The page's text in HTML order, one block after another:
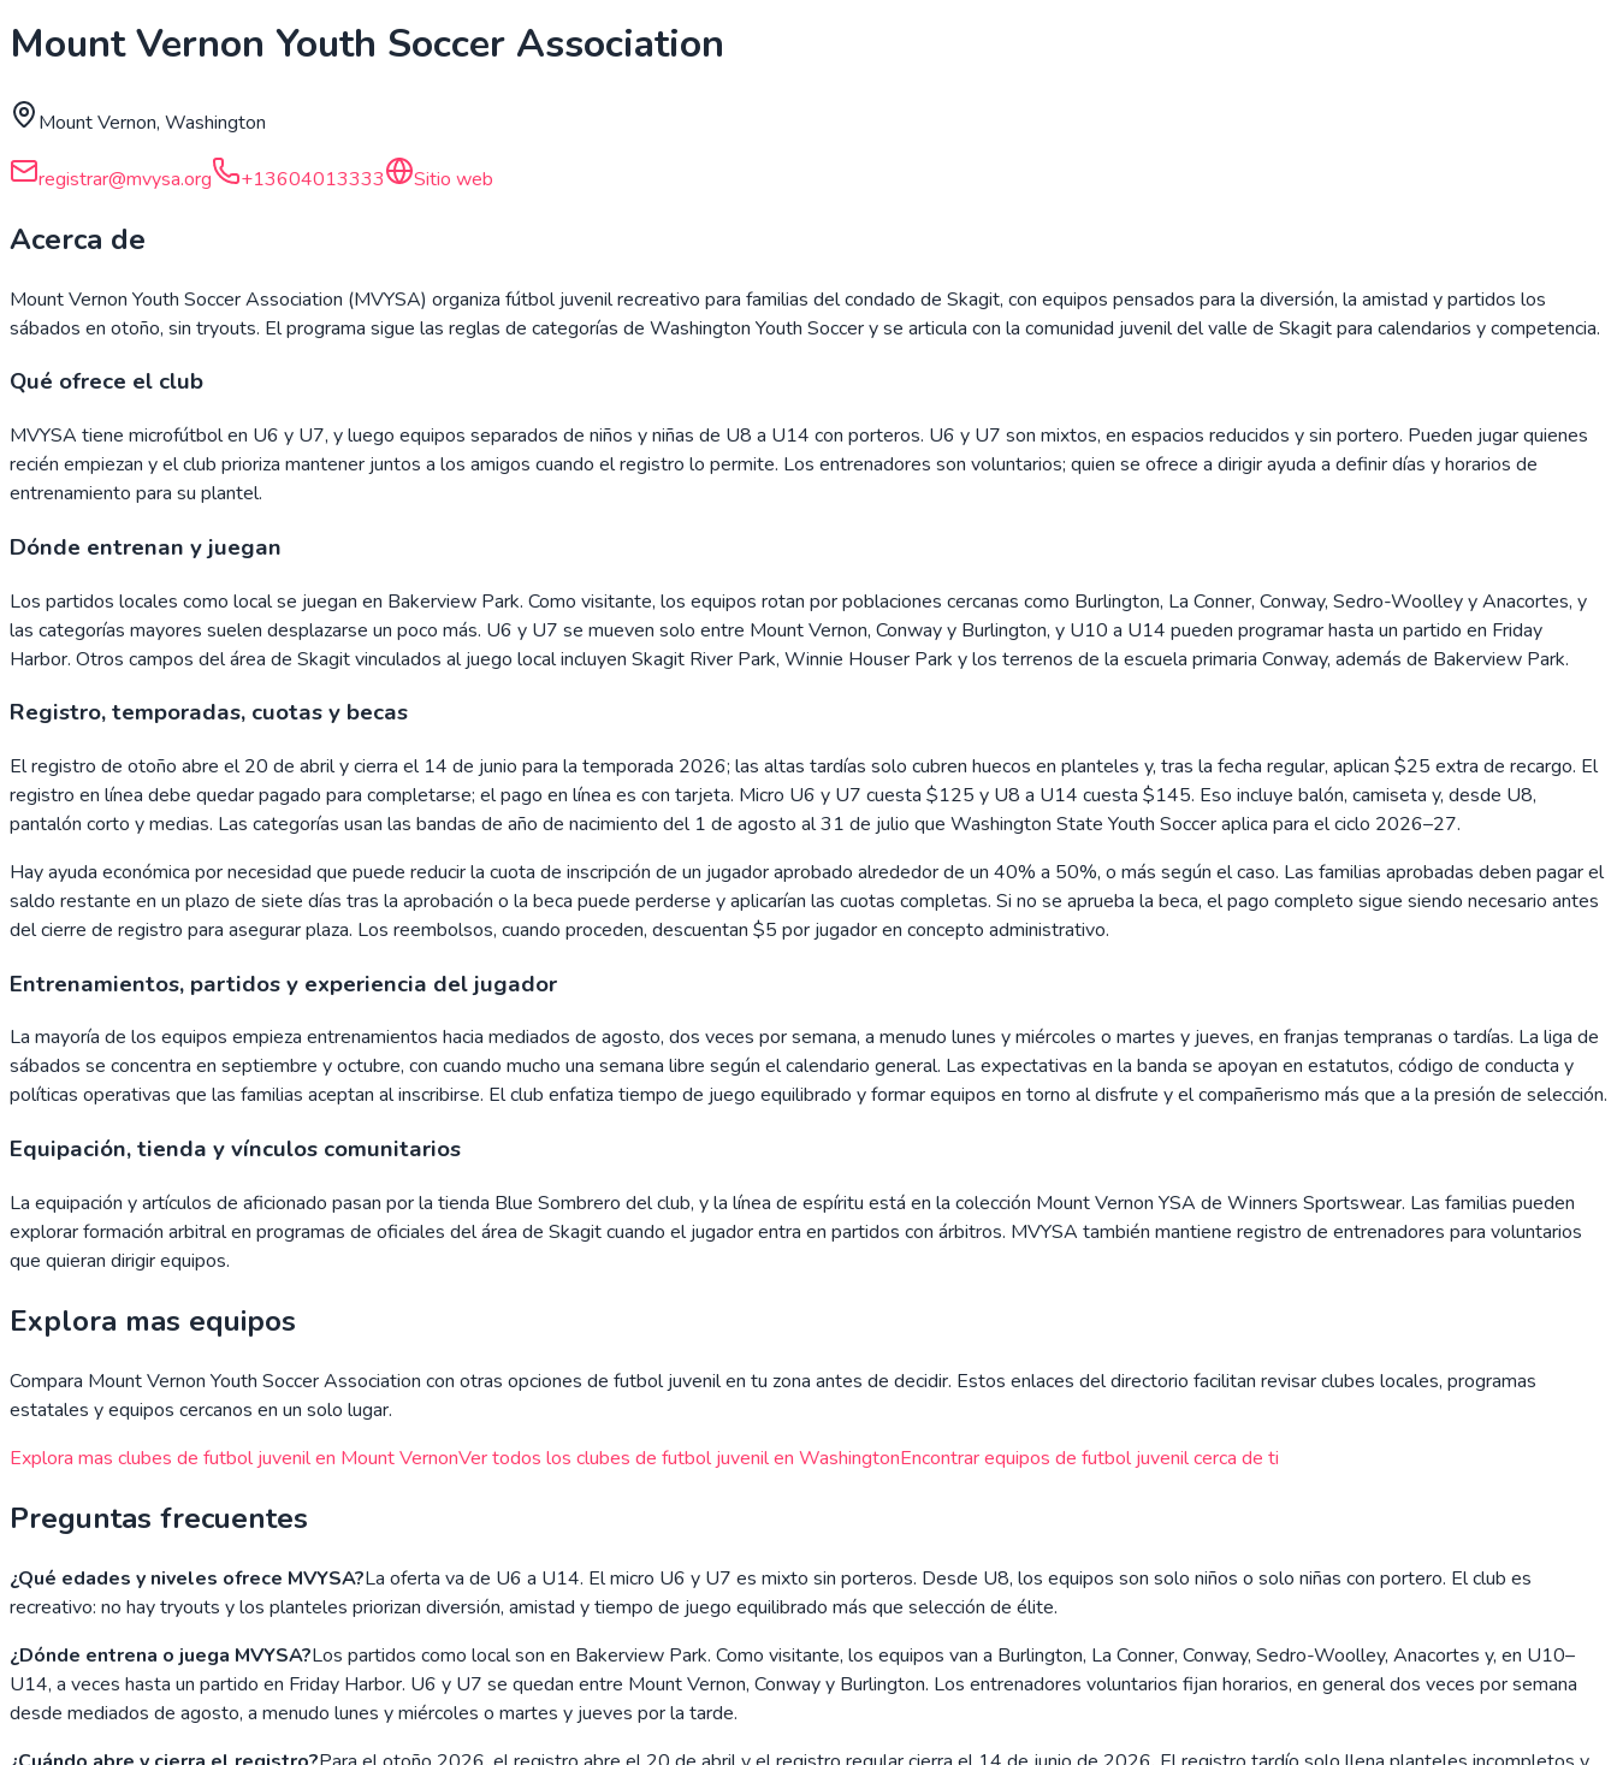
Mount Vernon Youth Soccer Association
Mount Vernon, Washington
registrar@mvysa.org +13604013333 Sitio web
Acerca de
Mount Vernon Youth Soccer Association (MVYSA) organiza fútbol juvenil recreativo para familias del condado de Skagit, con equipos pensados para la diversión, la amistad y partidos los
sábados en otoño, sin tryouts. El programa sigue las reglas de categorías de Washington Youth Soccer y se articula con la comunidad juvenil del valle de Skagit para calendarios y competencia.
Qué ofrece el club
MVYSA tiene microfútbol en U6 y U7, y luego equipos separados de niños y niñas de U8 a U14 con porteros. U6 y U7 son mixtos, en espacios reducidos y sin portero. Pueden jugar quienes
recién empiezan y el club prioriza mantener juntos a los amigos cuando el registro lo permite. Los entrenadores son voluntarios; quien se ofrece a dirigir ayuda a definir días y horarios de
entrenamiento para su plantel.
Dónde entrenan y juegan
Los partidos locales como local se juegan en Bakerview Park. Como visitante, los equipos rotan por poblaciones cercanas como Burlington, La Conner, Conway, Sedro-Woolley y Anacortes, y
las categorías mayores suelen desplazarse un poco más. U6 y U7 se mueven solo entre Mount Vernon, Conway y Burlington, y U10 a U14 pueden programar hasta un partido en Friday
Harbor. Otros campos del área de Skagit vinculados al juego local incluyen Skagit River Park, Winnie Houser Park y los terrenos de la escuela primaria Conway, además de Bakerview Park.
Registro, temporadas, cuotas y becas
El registro de otoño abre el 20 de abril y cierra el 14 de junio para la temporada 2026; las altas tardías solo cubren huecos en planteles y, tras la fecha regular, aplican $25 extra de recargo. El
registro en línea debe quedar pagado para completarse; el pago en línea es con tarjeta. Micro U6 y U7 cuesta $125 y U8 a U14 cuesta $145. Eso incluye balón, camiseta y, desde U8,
pantalón corto y medias. Las categorías usan las bandas de año de nacimiento del 1 de agosto al 31 de julio que Washington State Youth Soccer aplica para el ciclo 2026–27.
Hay ayuda económica por necesidad que puede reducir la cuota de inscripción de un jugador aprobado alrededor de un 40% a 50%, o más según el caso. Las familias aprobadas deben pagar el
saldo restante en un plazo de siete días tras la aprobación o la beca puede perderse y aplicarían las cuotas completas. Si no se aprueba la beca, el pago completo sigue siendo necesario antes
del cierre de registro para asegurar plaza. Los reembolsos, cuando proceden, descuentan $5 por jugador en concepto administrativo.
Entrenamientos, partidos y experiencia del jugador
La mayoría de los equipos empieza entrenamientos hacia mediados de agosto, dos veces por semana, a menudo lunes y miércoles o martes y jueves, en franjas tempranas o tardías. La liga de
sábados se concentra en septiembre y octubre, con cuando mucho una semana libre según el calendario general. Las expectativas en la banda se apoyan en estatutos, código de conducta y
políticas operativas que las familias aceptan al inscribirse. El club enfatiza tiempo de juego equilibrado y formar equipos en torno al disfrute y el compañerismo más que a la presión de selección.
Equipación, tienda y vínculos comunitarios
La equipación y artículos de aficionado pasan por la tienda Blue Sombrero del club, y la línea de espíritu está en la colección Mount Vernon YSA de Winners Sportswear. Las familias pueden
explorar formación arbitral en programas de oficiales del área de Skagit cuando el jugador entra en partidos con árbitros. MVYSA también mantiene registro de entrenadores para voluntarios
que quieran dirigir equipos.
Explora mas equipos
Compara Mount Vernon Youth Soccer Association con otras opciones de futbol juvenil en tu zona antes de decidir. Estos enlaces del directorio facilitan revisar clubes locales, programas
estatales y equipos cercanos en un solo lugar.
Explora mas clubes de futbol juvenil en Mount VernonVer todos los clubes de futbol juvenil en WashingtonEncontrar equipos de futbol juvenil cerca de ti
Preguntas frecuentes
¿Qué edades y niveles ofrece MVYSA?La oferta va de U6 a U14. El micro U6 y U7 es mixto sin porteros. Desde U8, los equipos son solo niños o solo niñas con portero. El club es
recreativo: no hay tryouts y los planteles priorizan diversión, amistad y tiempo de juego equilibrado más que selección de élite.
¿Dónde entrena o juega MVYSA?Los partidos como local son en Bakerview Park. Como visitante, los equipos van a Burlington, La Conner, Conway, Sedro-Woolley, Anacortes y, en U10–
U14, a veces hasta un partido en Friday Harbor. U6 y U7 se quedan entre Mount Vernon, Conway y Burlington. Los entrenadores voluntarios fijan horarios, en general dos veces por semana
desde mediados de agosto, a menudo lunes y miércoles o martes y jueves por la tarde.